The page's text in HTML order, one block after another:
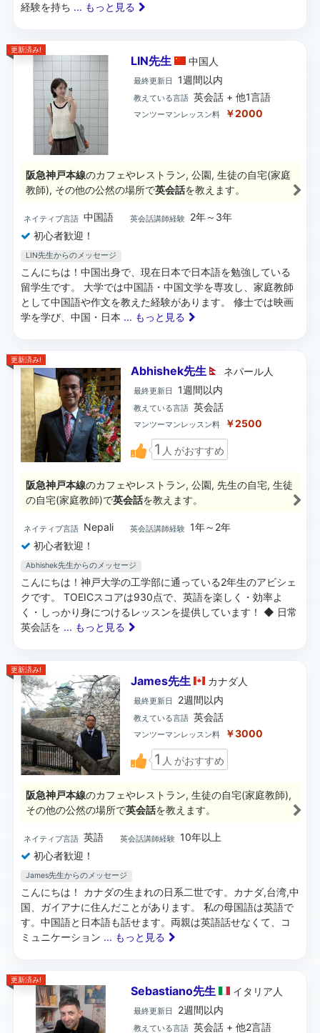
経験を持ち ... もっと見る
更新済み!
LIN先生 中国 人
最終更新日 1週間以内
教えている言語 英会話 + 他1言語
マンツーマンレッスン料 ￥2000
阪急神戸本線のカフェやレストラン, 公園, 生徒の自宅(家庭
教師), その他の公然の場所で英会話を教えます。
ネイティブ言語 中国語 英会話講師経験
2年～3年
初心者歓迎！
LIN先生からのメッセージ
こんにちは！中国出身で、現在日本で日本語を勉強している
留学生です。 大学では中国語・中国文学を専攻し、家庭教師
として中国語や作文を教えた経験があります。 修士では映画
学を学び、中国・日本 ... もっと見る
更新済み!
Abhishek先生 ネパール人
最終更新日 1週間以内
教えている言語 英会話
マンツーマンレッスン料 ￥2500
1 人 がおすすめ
阪急神戸本線のカフェやレストラン, 公園, 先生の自宅, 生徒
の自宅(家庭教師)で英会話を教えます。
ネイティブ言語 Nepali 英会話講師経験 1年～2年
初心者歓迎！
Abhishek先生からのメッセージ
こんにちは！神戸大学の工学部に通っている2年生のアビシェ
クです。 TOEICスコアは930点で、英語を楽しく・効率よ
く・しっかり身につけるレッスンを提供しています！ ◆ 日常
英会話を ... もっと見る
更新済み!
James先生 カナダ人
最終更新日 2週間以内
教えている言語 英会話
マンツーマンレッスン料 ￥3000
1 人 がおすすめ
阪急神戸本線のカフェやレストラン, 生徒の自宅(家庭教師),
その他の公然の場所で英会話を教えます。
ネイティブ言語 英語 英会話講師経験 10年以上
初心者歓迎！
James先生からのメッセージ
こんにちは！ カナダの生まれの日系二世です。カナダ,台湾,中
国、ガイアナに住んだことがあります。 私の母国語は英語で
す。中国語と日本語も話せます。両親は英語話せなくて、コ
ミュニケーション ... もっと見る
更新済み!
Sebastiano先生 イタリア 人
最終更新日 2週間以内
教えている言語 英会話 + 他2言語